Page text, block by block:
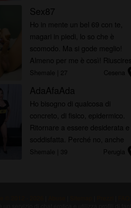
ritornare ad avere nel più breve
tempo possibile.
Sex87
Ho in mente un bel 69 con te,
magari in piedi, lo so che è
scomodo. Ma si gode meglio!
Almeno per me è così!
a tenermi mentre lo succhio e
faccia? Perchè questo è ciò che
voglio!
Cesena
Shemale | 27
AdaAfaAda
Ho bisogno di qualcosa di
concreto, di fisico, epidermico.
Ritornare a essere desiderata e
soddisfatta. Perché no, anche
contesa. Penso di poter dare
Perugia
Shemale | 39